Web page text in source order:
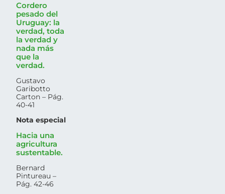
Cordero
pesado del
Uruguay: la
verdad, toda
la verdad y
nada más
que la
verdad.
Gustavo
Garibotto
Carton – Pág.
40-41
Nota especial
Hacia una
agricultura
sustentable.
Bernard
Pintureau –
Pág. 42-46